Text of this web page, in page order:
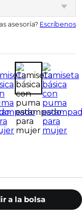
asesoría? Escríbenos